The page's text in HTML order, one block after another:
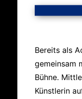
Bereits als
gemeinsam
Bühne.
Künstlerin